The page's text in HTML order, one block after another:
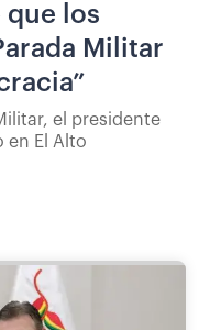
que los
Militar
el presidente
en El Alto